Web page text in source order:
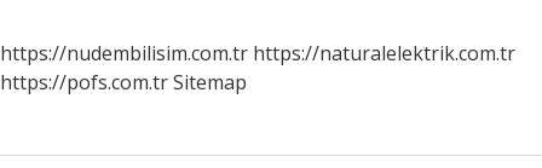
https://nudembilisim.com.tr https://naturalelektrik.com.tr
https://pofs.com.trSitemap